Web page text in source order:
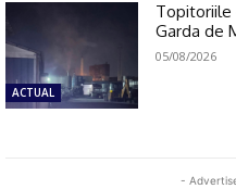
ACTUAL
Topitoriile
Garda de
05/08/2026
-